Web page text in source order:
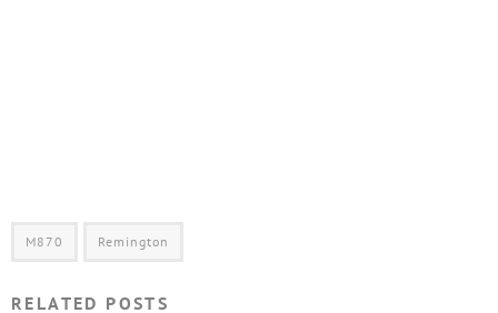
M870 Remington
RELATED POSTS